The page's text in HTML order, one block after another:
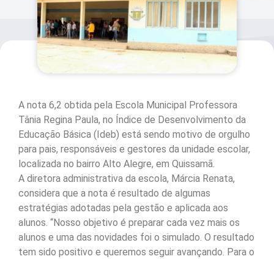
A nota 6,2 obtida pela Escola Municipal Professora
Tânia Regina Paula, no Índice de Desenvolvimento da
Educação Básica (Ideb) está sendo motivo de orgulho
para pais, responsáveis e gestores da unidade escolar,
localizada no bairro Alto Alegre, em Quissamã.
A diretora administrativa da escola, Márcia Renata,
considera que a nota é resultado de algumas
estratégias adotadas pela gestão e aplicada aos
alunos. “Nosso objetivo é preparar cada vez mais os
alunos e uma das novidades foi o simulado. O resultado
tem sido positivo e queremos seguir avançando. Para o